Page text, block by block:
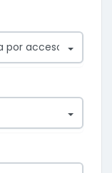
por acceso a la